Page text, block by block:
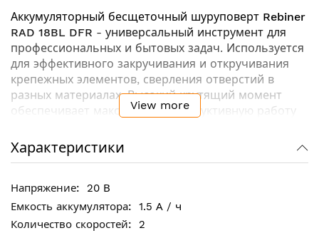
Аккумуляторный бесщеточный шуруповерт Rebiner
RAD 18BL DFR - универсальный инструмент для
профессиональных и бытовых задач. Используется
для эффективного закручивания и откручивания
крепежных элементов, сверления отверстий в
разных материалах. Высокий крутящий момент
обеспечивает максимально продуктивную работу
технология способствует более длительному
времени работы от аккумулятора за счет высокого
инструмента.
Ключовые особенности:
View more
Характеристики
20 В
1.5 А / ч
2